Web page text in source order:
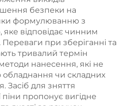
безпеки на
формулюванню з
відповідає чинним
при зберіганні та
тривалий термін
нанесення, які не
обладнання чи складних
Засіб для зняття
піни пропонує вигідне